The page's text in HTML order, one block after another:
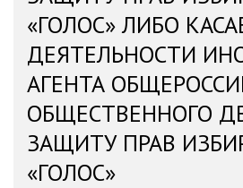
«ГОЛОС» ЛИБО
ДЕЯТЕЛЬНОСТИ
АГЕНТА
ОБЩЕСТВЕННОГО
ЗАЩИТУ ПРАВ
«ГОЛОС»